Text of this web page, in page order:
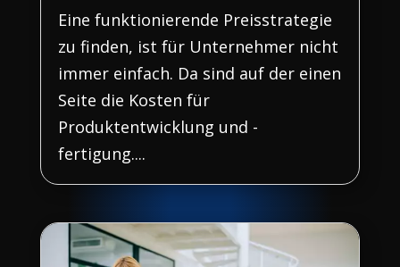
Eine funktionierende Preisstrategie
zu finden, ist für Unternehmer nicht
immer einfach. Da sind auf der einen
Seite die Kosten für
Produktentwicklung und -
fertigung....